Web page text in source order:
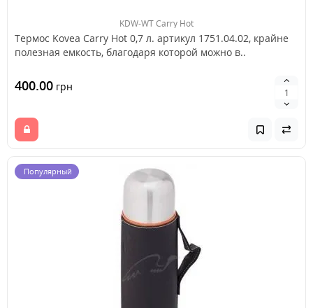
KDW-WT Carry Hot
Термос Kovea Carry Hot 0,7 л. артикул 1751.04.02, крайне
полезная емкость, благодаря которой можно в..
400.00 грн
Популярный